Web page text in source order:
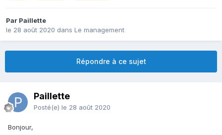
Par Paillette
le 28 août 2020 dans Le management
Répondre à ce sujet
Paillette
Posté(e) le 28 août 2020
Bonjour,